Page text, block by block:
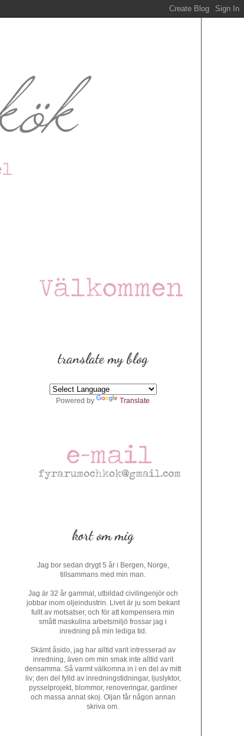
translate my blog
Powered by Translate
kort om mig
Jag bor sedan drygt 5 år i Bergen, Norge,
tillsammans med min man.
Jag är 32 år gammal, utbildad civilingenjör och
jobbar inom oljeindustrin. Livet är ju som bekant
fullt av motsatser, och för att kompensera min
smått maskulina arbetsmiljö frossar jag i
inredning på min lediga tid.
Skämt åsido, jag har alltid varit intresserad av
inredning, även om min smak inte alltid varit
densamma. Så varmt välkomna in i en del av mitt
liv; den del fylld av inredningstidningar, ljuslyktor,
pysselprojekt, blommor, renoveringar, gardiner
och massa annat skoj. Oljan får någon annan
skriva om.